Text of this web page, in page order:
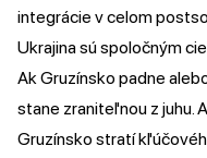
integrácie v celom
Ukrajina sú spoločným
Ak Gruzínsko padne
stane zraniteľnou z juhu.
Gruzínsko stratí